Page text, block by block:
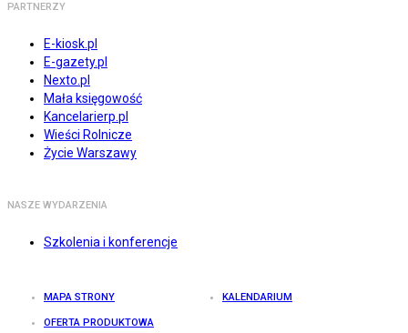
PARTNERZY
E-kiosk.pl
E-gazety.pl
Nexto.pl
Mała księgowość
Kancelarierp.pl
Wieści Rolnicze
Życie Warszawy
NASZE WYDARZENIA
Szkolenia i konferencje
MAPA STRONY KALENDARIUM
OFERTA PRODUKTOWA